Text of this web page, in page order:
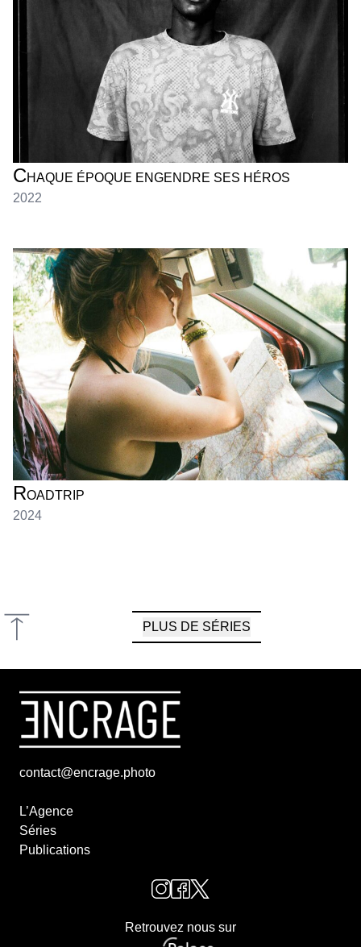
CHAQUE ÉPOQUE ENGENDRE SES HÉROS
2022
ROADTRIP
2024
PLUS DE SÉRIES
contact@encrage.photo
L’Agence
Séries
Publications
Retrouvez nous sur